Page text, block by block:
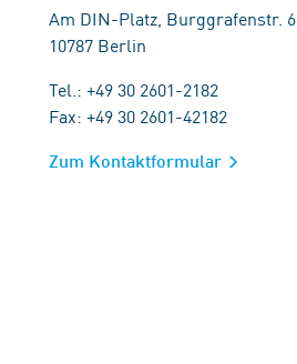
Am DIN-Platz, Burggrafenstr. 6
10787 Berlin
Tel.: +49 30 2601-2182
Fax: +49 30 2601-42182
Zum Kontaktformular